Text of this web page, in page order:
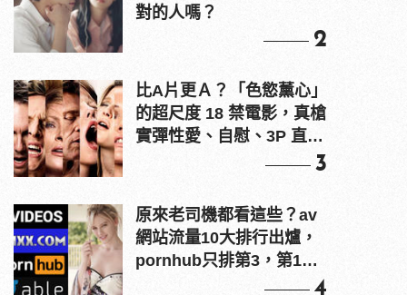
對的人嗎？
2
比A片更Ａ？「色慾薰心」
的超尺度 18 禁電影，真槍
實彈性愛、自慰、3P 直接
3
原來老司機都看這些？av
網站流量10大排行出爐，
pornhub只排第3，第1名
4